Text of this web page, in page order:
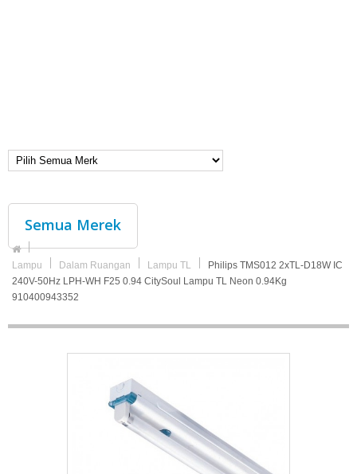
Semua Merek
Lampu Dalam Ruangan Lampu TL
Philips TMS012 2xTL-D18W IC
240V-50Hz LPH-WH F25 0.94 CitySoul Lampu TL Neon 0.94Kg
910400943352